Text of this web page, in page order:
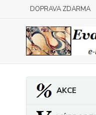
DOPRAVA ZDARMA
AKCE